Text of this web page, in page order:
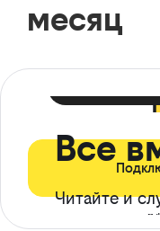
месяц
Все
Читайте и